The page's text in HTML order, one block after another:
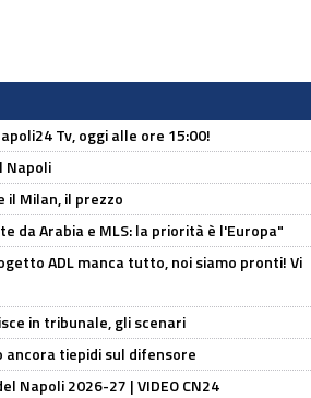
Tv, oggi alle ore 15:00!
Napoli
il Milan, il prezzo
da Arabia e MLS: la priorità è l'Europa"
ADL manca tutto, noi siamo pronti! Vi
in tribunale, gli scenari
tiepidi sul difensore
Napoli 2026-27 | VIDEO CN24